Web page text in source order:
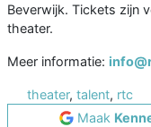
Beverwijk. Tickets zijn
theater.
Meer informatie:
theater, talent, rtc
Maak